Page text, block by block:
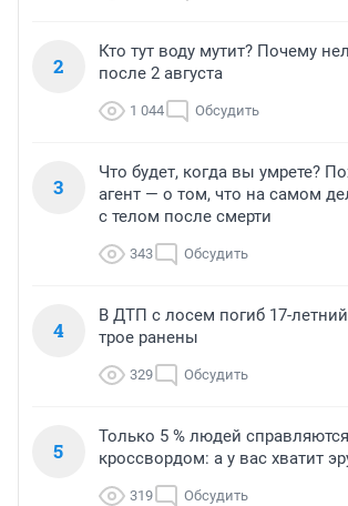
2
Кто тут воду мутит? Почему
после 2 августа
1 044 Обсудить
3
Что будет, когда вы умрете?
агент — о том, что на самом
с телом после смерти
343 Обсудить
4
В ДТП с лосем погиб 17-
трое ранены
329 Обсудить
5
Только 5 % людей
кроссвордом: а у вас хватит
319 Обсудить